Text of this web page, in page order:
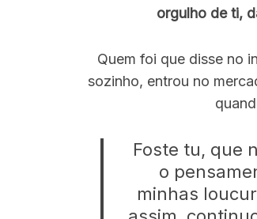
orgulho de ti,
Quem foi que disse no
sozinho, entrou no
Foste tu, que
o
minhas